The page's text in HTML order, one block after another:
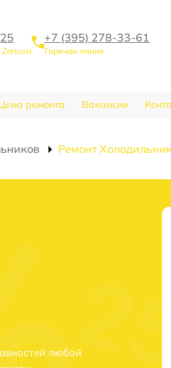
+7 (395) 278-33-61
Горячая линия
ремонта Вакансии
Ремонт
любой